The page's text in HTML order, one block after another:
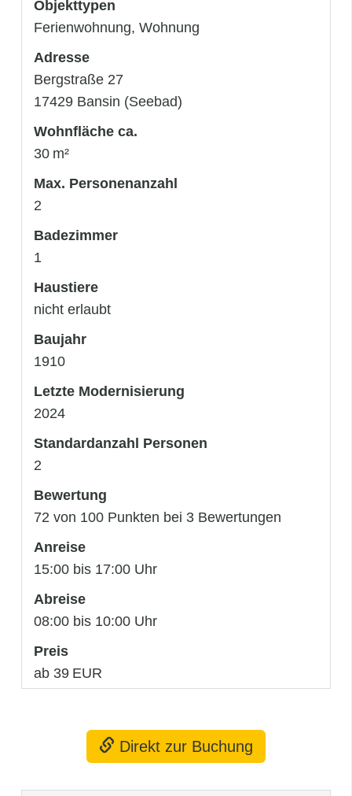
Objekttypen
Ferienwohnung, Wohnung
Adresse
Bergstraße 27
17429 Bansin (Seebad)
Wohnfläche ca.
30 m²
Max. Personenanzahl
2
Badezimmer
1
Haustiere
nicht erlaubt
Baujahr
1910
Letzte Modernisierung
2024
Standardanzahl Personen
2
Bewertung
72 von 100 Punkten bei 3 Bewertungen
Anreise
15:00 bis 17:00 Uhr
Abreise
08:00 bis 10:00 Uhr
Preis
ab 39 EUR
Direkt zur Buchung